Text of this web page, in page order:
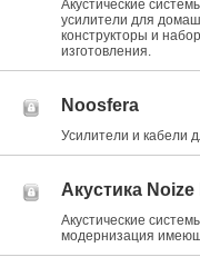
Акустические
усилители для
конструкторы и
изготовления.
Noosfera
Усилители и кабели
Акустика
Акустические
модернизация